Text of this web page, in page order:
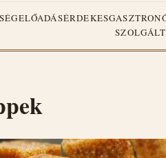
ELŐADÁSÉRDEKES